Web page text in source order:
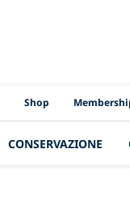
Shop
CONSERVAZIONE